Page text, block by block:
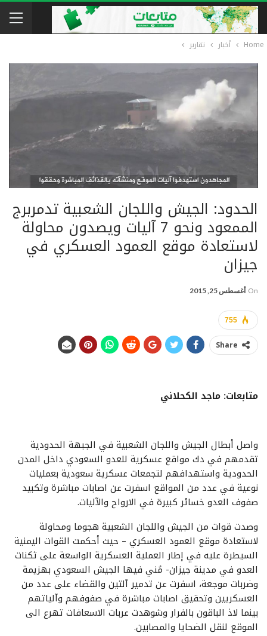
Home أخبار تقارير
الحدود: الجيش واللجان الشعبية تدمربرج
الممعود ونحو 7 آليات ويصدون محاولة
لاستعادة موقع العمود العسكري في
جيزان
On أغسطس 25, 2015
755
Share
متابعات: ماجد الكحلاني
واصل أبطال الجيش واللجان الشعبية في الجبهة الحدودية
تقدمهم في دك مواقع عسكرية للعدو السعودي داخل المدن
الحدودية واستهدافهم لتجمعات عسكرية سعودية بعمليات
نوعية في عدد من المواقع اسفرت عن اصابات مباشرة وتكبيد
صفوف العدو خسائر كبيرة في الارواح والآليات.
وصدت قوات من الجيش واللجان الشعبية هجوما ومحاولة
لاستعادة موقع العمود العسكري – حيث أحكمت القوات اليمنية
السيطرة عليه في إطار العملية العسكرية الواسعة على ثكنات
العدو في مدينة جيزان- مُني فيها الجيش السعودي بهزيمة
وضربات موجعة، اسفرت عن تدمير آلتين والقضاء على عدد من
العسكريين وتحقيق اصابات مباشرة في صفوفهم وآلياتهم
بينما لاذ الباقون بالفرار وشوهدت عربات الاسعافات تهرع الى
الموقع لنقل الضحايا والمصابين.